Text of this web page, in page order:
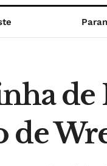
de